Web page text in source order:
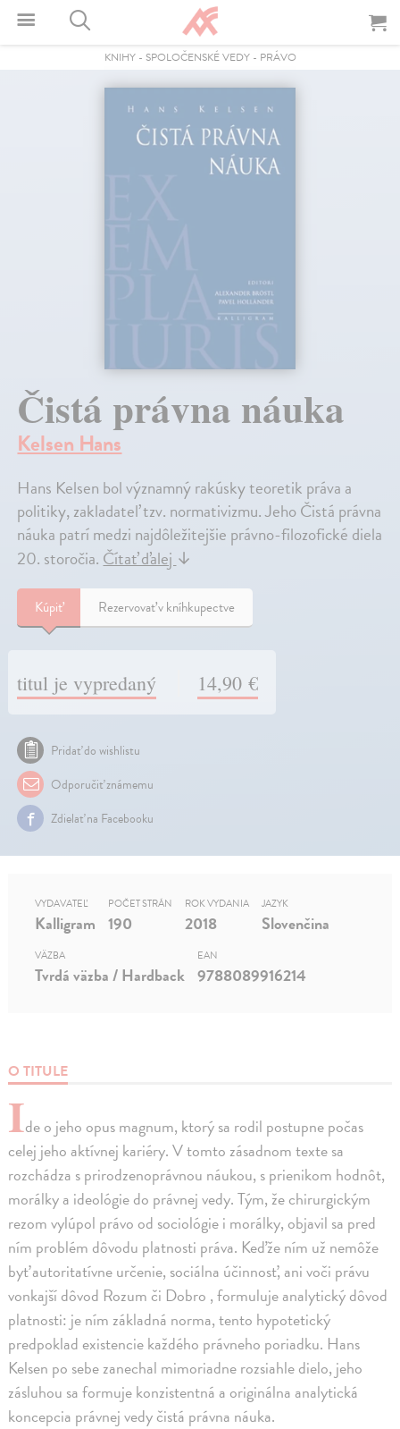
KNIHY- SPOLOČENSKÉ VEDY- PRÁVO
Čistá právna náuka
Kelsen Hans
Hans Kelsen bol významný rakúsky teoretik práva a
politiky, zakladateľ tzv. normativizmu. Jeho Čistá právna
náuka patrí medzi najdôležitejšie právno-filozofické diela
20. storočia.Čítať ďalej↓
Kúpiť Rezervovať v kníhkupectve
titul je vypredaný 14,90 €
Pridať do wishlistu
Odporučiť známemu
Zdielať na Facebooku
O TITULE
Ide o jeho opus magnum, ktorý sa rodil postupne počas
celej jeho aktívnej kariéry. V tomto zásadnom texte sa
rozchádza s prirodzenoprávnou náukou, s prienikom hodnôt,
morálky a ideológie do právnej vedy. Tým, že chirurgickým
rezom vylúpol právo od sociológie i morálky, objavil sa pred
ním problém dôvodu platnosti práva. Keďže ním už nemôže
byť autoritatívne určenie, sociálna účinnosť, ani voči právu
vonkajší dôvod Rozum či Dobro , formuluje analytický dôvod
platnosti: je ním základná norma, tento hypotetický
predpoklad existencie každého právneho poriadku. Hans
Kelsen po sebe zanechal mimoriadne rozsiahle dielo, jeho
zásluhou sa formuje konzistentná a originálna analytická
koncepcia právnej vedy čistá právna náuka.
VYDAVATEĽ
Kalligram
POČET STRÁN
190
ROK VYDANIA
2018
JAZYK
Slovenčina
VÄZBA
Tvrdá väzba / Hardback
EAN
9788089916214